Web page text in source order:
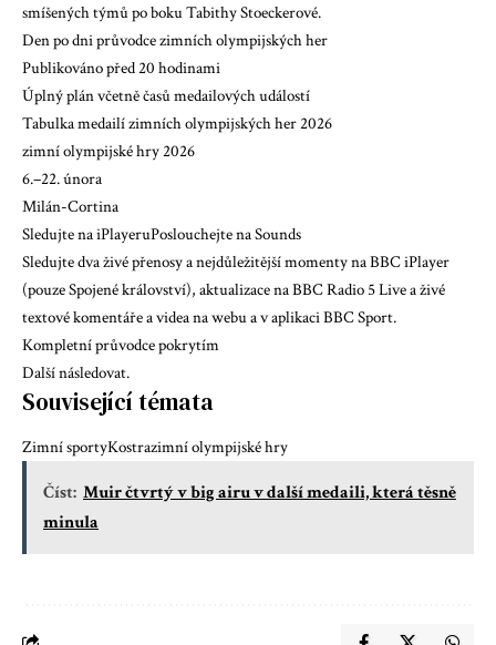
smíšených týmů po boku Tabithy Stoeckerové.
Den po dni průvodce zimních olympijských her
Publikováno před 20 hodinami
Úplný plán včetně časů medailových událostí
Tabulka medailí zimních olympijských her 2026
zimní olympijské hry 2026
6.–22. února
Milán-Cortina
Sledujte na iPlayeruPoslouchejte na Sounds
Sledujte dva živé přenosy a nejdůležitější momenty na BBC iPlayer
(pouze Spojené království), aktualizace na BBC Radio 5 Live a živé
textové komentáře a videa na webu a v aplikaci BBC Sport.
Kompletní průvodce pokrytím
Další následovat.
Související témata
Zimní sportyKostrazimní olympijské hry
Číst: Muir čtvrtý v big airu v další medaili, která těsně
minula